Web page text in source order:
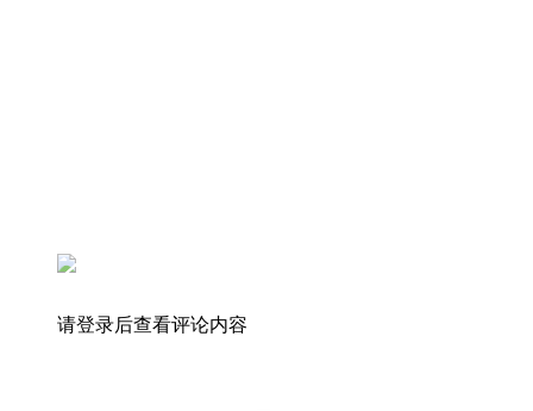
请登录后查看评论内容